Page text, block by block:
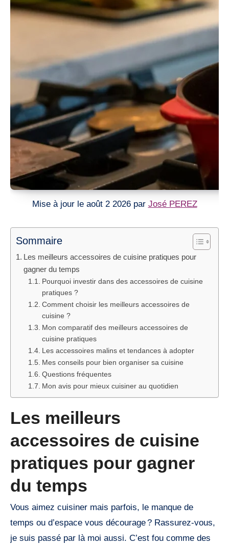
Mise à jour le août 2 2026 par José PEREZ
Sommaire
Les meilleurs accessoires de cuisine pratiques pour
gagner du temps
Pourquoi investir dans des accessoires de cuisine
pratiques ?
Comment choisir les meilleurs accessoires de
cuisine ?
Mon comparatif des meilleurs accessoires de
cuisine pratiques
Les accessoires malins et tendances à adopter
Mes conseils pour bien organiser sa cuisine
Questions fréquentes
Mon avis pour mieux cuisiner au quotidien
Les meilleurs
accessoires de cuisine
pratiques pour gagner
du temps
Vous aimez cuisiner mais parfois, le manque de
temps ou d’espace vous décourage ? Rassurez-vous,
je suis passé par là moi aussi. C’est fou comme des